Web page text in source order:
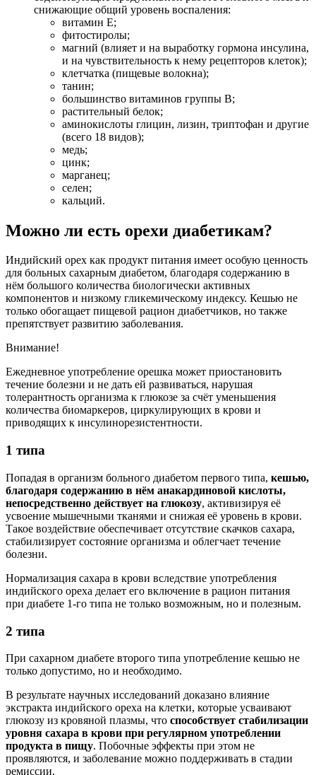
снижающие общий уровень воспаления:
витамин Е;
фитостиролы;
магний (влияет и на выработку гормона инсулина,
и на чувствительность к нему рецепторов клеток);
клетчатка (пищевые волокна);
танин;
большинство витаминов группы В;
растительный белок;
аминокислоты глицин, лизин, триптофан и другие
(всего 18 видов);
медь;
цинк;
марганец;
селен;
кальций.
Можно ли есть орехи диабетикам?
Индийский орех как продукт питания имеет особую ценность
для больных сахарным диабетом, благодаря содержанию в
нём большого количества биологически активных
компонентов и низкому гликемическому индексу. Кешью не
только обогащает пищевой рацион диабетчиков, но также
препятствует развитию заболевания.
Внимание!
Ежедневное употребление орешка может приостановить
течение болезни и не дать ей развиваться, нарушая
толерантность организма к глюкозе за счёт уменьшения
количества биомаркеров, циркулирующих в крови и
приводящих к инсулинорезистентности.
1 типа
Попадая в организм больного диабетом первого типа, кешью,
благодаря содержанию в нём анакардиновой кислоты,
непосредственно действует на глюкозу, активизируя её
усвоение мышечными тканями и снижая её уровень в крови.
Такое воздействие обеспечивает отсутствие скачков сахара,
стабилизирует состояние организма и облегчает течение
болезни.
Нормализация сахара в крови вследствие употребления
индийского ореха делает его включение в рацион питания
при диабете 1-го типа не только возможным, но и полезным.
2 типа
При сахарном диабете второго типа употребление кешью не
только допустимо, но и необходимо.
В результате научных исследований доказано влияние
экстракта индийского ореха на клетки, которые усваивают
глюкозу из кровяной плазмы, что способствует стабилизации
уровня сахара в крови при регулярном употреблении
продукта в пищу. Побочные эффекты при этом не
проявляются, и заболевание можно поддерживать в стадии
ремиссии.